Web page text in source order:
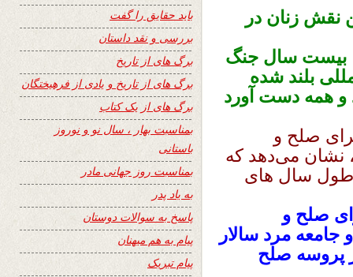
نقش زنان در
بیست سال جنگ
بلند شده
و همه دست آورد
صلح و
می‌دهد که
طول سال های
صلح و
مرد سالار
پروسه صلح
باید حقایق را گفت
بررسی و نقد داستان
برگ های از تاریخ
برگ های از تاریخ و یادی از فرهیختگان
برگ های از یک کتاب
بمناسبت بهار ، سال نو و نوروز
باستانی
بمناسبت روز جهانی مادر
به یاد پدر
پاسخ به سوالات دوستان
پیام به هم میهنان
پیام تبریک